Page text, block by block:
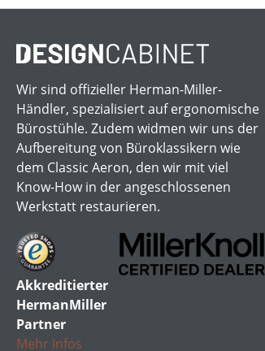
Wir sind offizieller Herman-Miller-
Händler, spezialisiert auf ergonomische
Bürostühle. Zudem widmen wir uns der
Aufbereitung von Büroklassikern wie
dem Classic Aeron, den wir mit viel
Know-How in der angeschlossenen
Werkstatt restaurieren.
Akkreditierter
HermanMiller
Partner
Mehr Infos